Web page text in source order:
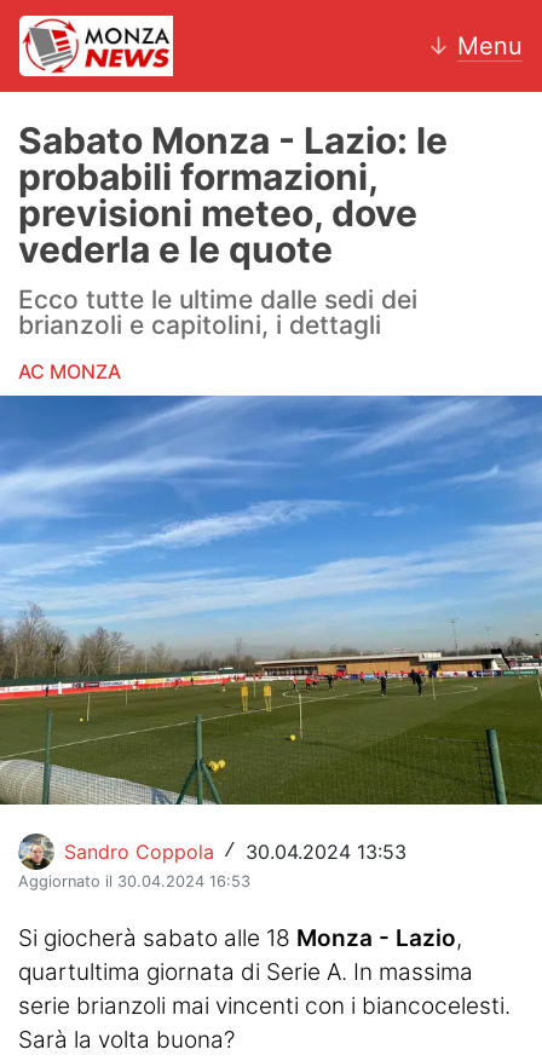
↓ Menu
News
AC Monza
Calcio
Motori
Hockey
Altri sport
Hockey
Pallanuoto
Pallamano
Altre
News
Turismo
Eventi
Sabato Monza - Lazio: le
probabili formazioni,
previsioni meteo, dove
vederla e le quote
Ecco tutte le ultime dalle sedi dei
brianzoli e capitolini, i dettagli
AC MONZA
Sandro Coppola / 30.04.2024 13:53
Aggiornato il 30.04.2024 16:53
Si giocherà sabato alle 18 Monza - Lazio,
quartultima giornata di Serie A. In massima
serie brianzoli mai vincenti con i biancocelesti.
Sarà la volta buona?